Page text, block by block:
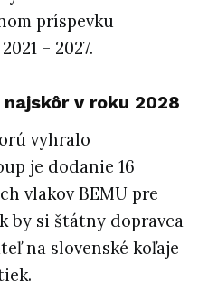
príspevku
– 2027.
v roku 2028
vyhralo
je dodanie 16
vlakov BEMU pre
by si štátny dopravca
na slovenské koľaje